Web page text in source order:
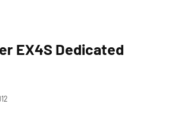
EX4S Dedicated